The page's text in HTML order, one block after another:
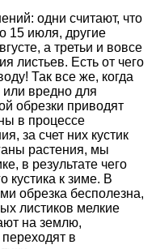
одни считают, что
15 июля, другие
а третьи и вовсе
листьев. Есть от чего
Так все же, когда
или вредно для
обрезки приводят
в процессе
за счет них кустик
растения, мы
в результате чего
кустика к зиме. В
обрезка бесполезна,
листиков мелкие
на землю,
в